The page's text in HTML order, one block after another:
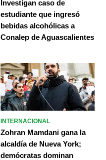
Investigan caso de
estudiante que ingresó
bebidas alcohólicas a
Conalep de Aguascalientes
INTERNACIONAL
Zohran Mamdani gana la
alcaldía de Nueva York;
demócratas dominan